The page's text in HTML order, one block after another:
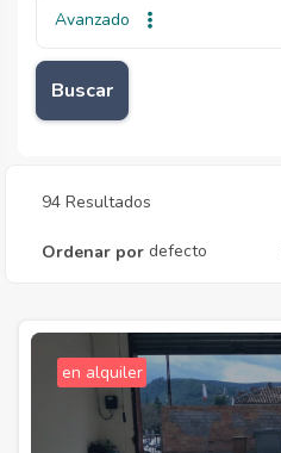
Avanzado
Buscar
Inicio Inmobiliarias
Inmobiliarias
94 Resultados
Ordenar por defecto
en alquiler